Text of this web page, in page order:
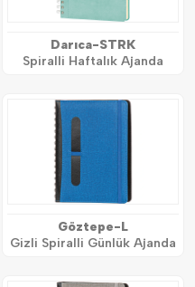
Darıca-STRK
Spiralli Haftalık Ajanda
Göztepe-L
Gizli Spiralli Günlük Ajanda